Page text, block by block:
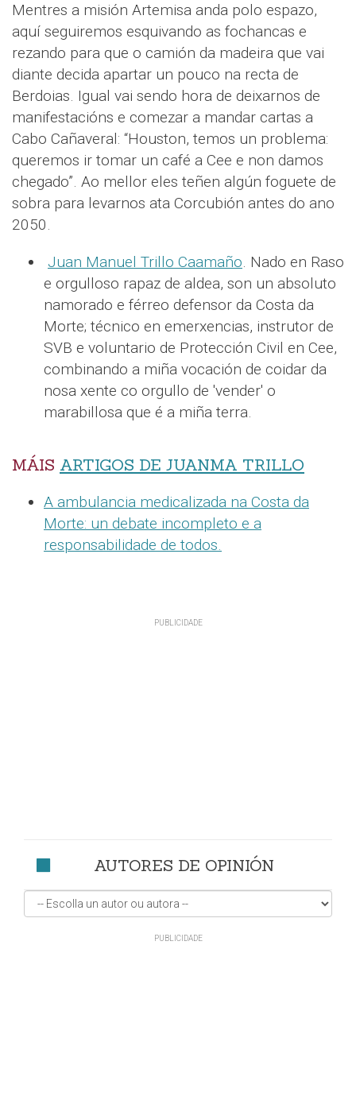
Mentres a misión Artemisa anda polo espazo,
aquí seguiremos esquivando as fochancas e
rezando para que o camión da madeira que vai
diante decida apartar un pouco na recta de
Berdoias. Igual vai sendo hora de deixarnos de
manifestacións e comezar a mandar cartas a
Cabo Cañaveral: “Houston, temos un problema:
queremos ir tomar un café a Cee e non damos
chegado”. Ao mellor eles teñen algún foguete de
sobra para levarnos ata Corcubión antes do ano
2050.
Juan Manuel Trillo Caamaño. Nado en Raso
e orgulloso rapaz de aldea, son un absoluto
namorado e férreo defensor da Costa da
Morte; técnico en emerxencias, instrutor de
SVB e voluntario de Protección Civil en Cee,
combinando a miña vocación de coidar da
nosa xente co orgullo de 'vender' o
marabillosa que é a miña terra.
MÁIS ARTIGOS DE JUANMA TRILLO
A ambulancia medicalizada na Costa da
Morte: un debate incompleto e a
responsabilidade de todos.
AUTORES DE OPINIÓN